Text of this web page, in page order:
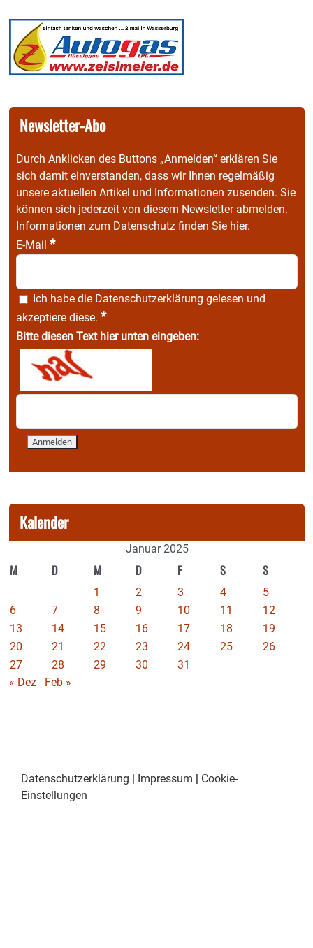
Newsletter-Abo
Durch Anklicken des Buttons „Anmelden“ erklären Sie
sich damit einverstanden, dass wir Ihnen regelmäßig
unsere aktuellen Artikel und Informationen zusenden. Sie
können sich jederzeit von diesem Newsletter abmelden.
Informationen zum Datenschutz finden Sie hier.
E-Mail *
Ich habe die Datenschutzerklärung gelesen und
akzeptiere diese. *
Bitte diesen Text hier unten eingeben:
Kalender
Januar 2025
M D M D F S S
1 2 3 4
5
6
7 8 9 10 11
12
13
14 15 16 17 18
19
20
21 22 23 24 25
26
27
28 29 30
31
« Dez
Feb »
Datenschutzerklärung | Impressum | Cookie-
Einstellungen